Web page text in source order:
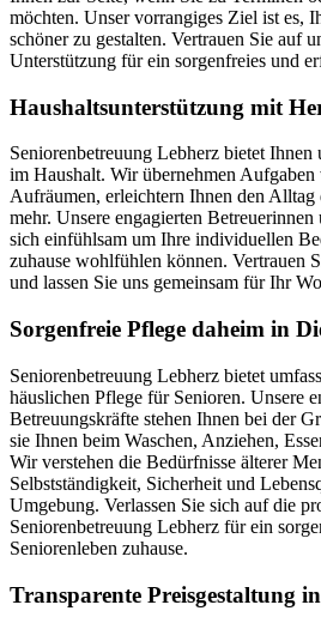
möchten. Unser vorrangiges Ziel ist es,
schöner zu gestalten. Vertrauen Sie auf
Unterstützung für ein sorgenfreies und
Haushalts­unterstützung mit
Seniorenbetreuung Lebherz bietet Ihnen
im Haushalt. Wir übernehmen
Aufräumen, erleichtern Ihnen den
mehr. Unsere engagierten
sich einfühlsam um Ihre individuellen
zuhause wohlfühlen können. Vertrauen
und lassen Sie uns gemeinsam für Ihr
Sorgenfreie Pflege daheim in
Seniorenbetreuung Lebherz bietet
häuslichen Pflege für Senioren. Unsere
Betreuungskräfte stehen Ihnen bei der
sie Ihnen beim Waschen, Anziehen,
Wir verstehen die Bedürfnisse älterer
Selbstständigkeit, Sicherheit und
Umgebung. Verlassen Sie sich auf die
Seniorenbetreuung Lebherz für ein
Seniorenleben zuhause.
Transparente Preisgestaltung